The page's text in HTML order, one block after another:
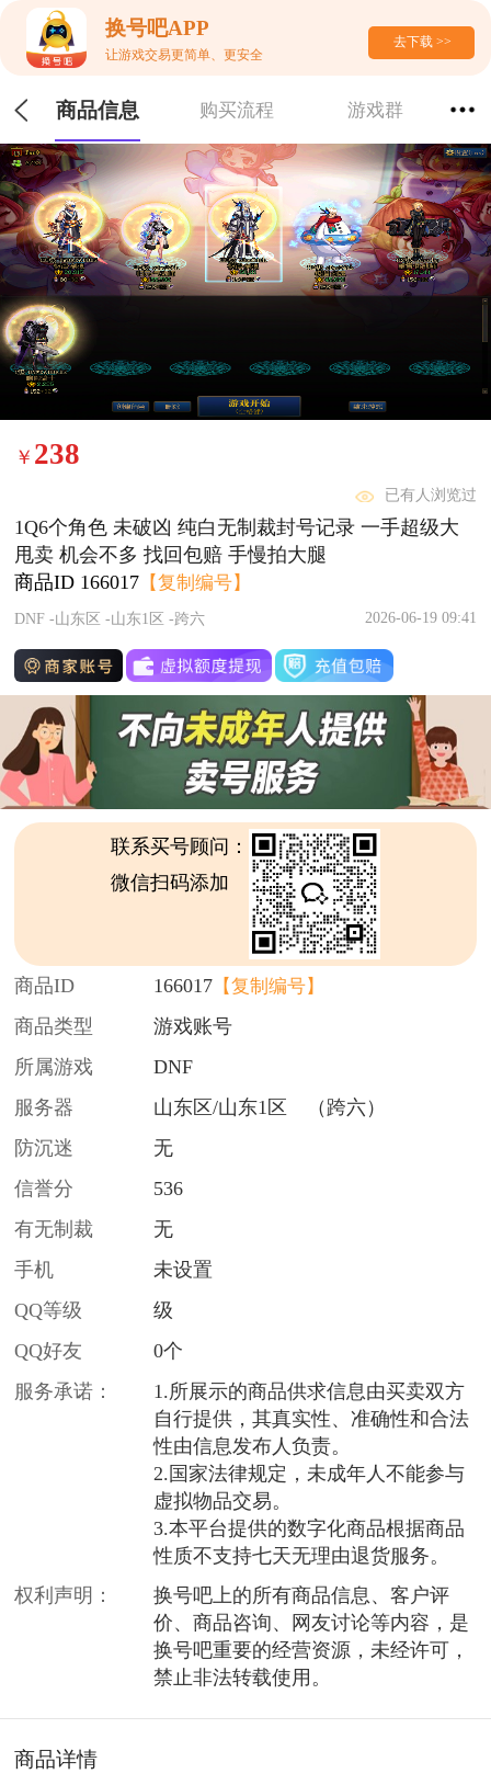
换号吧APP
让游戏交易更简单、更安全
去下载 >>
商品信息 购买流程 游戏群
￥ 238
已有人浏览过
1Q6个角色 未破凶 纯白无制裁封号记录 一手超级大
甩卖 机会不多 找回包赔 手慢拍大腿
商品ID 166017 【复制编号】
DNF -山东区 -山东1区 -跨六 2026-06-19 09:41
联系买号顾问：
微信扫码添加
商品ID 166017【复制编号】
商品类型
游戏账号
所属游戏
DNF
服务器
山东区/山东1区 （跨六）
防沉迷
无
信誉分
536
有无制裁
无
手机
未设置
QQ等级
级
QQ好友
0个
服务承诺：
1.所展示的商品供求信息由买卖双方
自行提供，其真实性、准确性和合法
性由信息发布人负责。
2.国家法律规定，未成年人不能参与
虚拟物品交易。
3.本平台提供的数字化商品根据商品
性质不支持七天无理由退货服务。
权利声明：
换号吧上的所有商品信息、客户评
价、商品咨询、网友讨论等内容，是
换号吧重要的经营资源，未经许可，
禁止非法转载使用。
商品详情